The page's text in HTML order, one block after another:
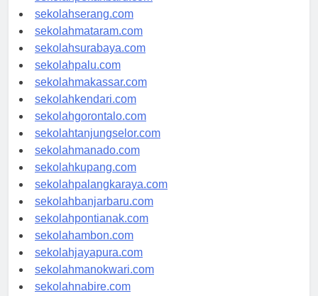
sekolahpekanbaru.com
sekolahserang.com
sekolahmataram.com
sekolahsurabaya.com
sekolahpalu.com
sekolahmakassar.com
sekolahkendari.com
sekolahgorontalo.com
sekolahtanjungselor.com
sekolahmanado.com
sekolahkupang.com
sekolahpalangkaraya.com
sekolahbanjarbaru.com
sekolahpontianak.com
sekolahambon.com
sekolahjayapura.com
sekolahmanokwari.com